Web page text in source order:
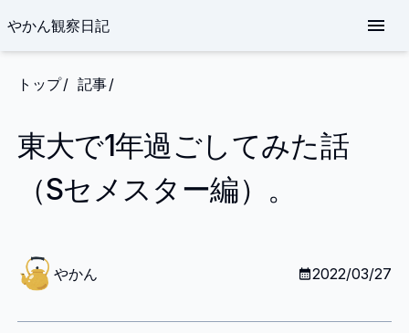
やかん観察日記
トップ 記事
東大で1年過ごしてみた話
（Sセメスター編）。
か
やかん 2022/03/27